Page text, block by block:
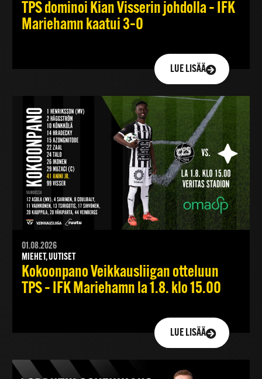
TPS dominoi Kian Visserin johdolla – IFK
Mariehamn kaatui 3–0
LUE LISÄÄ
01.08.2026
MIEHET, UUTISET
Kokoonpano Veikkausliigan otteluun
TPS – IFK Mariehamn la 1.8. klo 15.00
LUE LISÄÄ